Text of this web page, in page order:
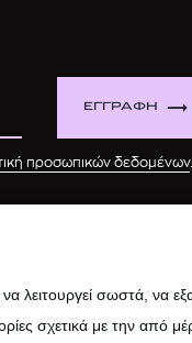
ΕΓΓΡΑΦΗ
προσωπικών δεδομένων.
σωστά, να
σχετικά με την από